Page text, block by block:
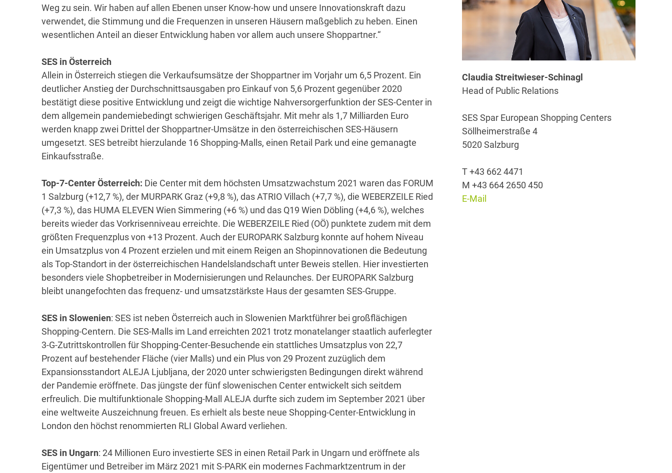
Weg zu sein. Wir haben auf allen Ebenen unser Know-how und unsere Innovationskraft dazu
verwendet, die Stimmung und die Frequenzen in unseren Häusern maßgeblich zu heben. Einen
wesentlichen Anteil an dieser Entwicklung haben vor allem auch unsere Shoppartner.“
SES in Österreich
Allein in Österreich stiegen die Verkaufsumsätze der Shoppartner im Vorjahr um 6,5 Prozent. Ein
deutlicher Anstieg der Durchschnittsausgaben pro Einkauf von 5,6 Prozent gegenüber 2020
bestätigt diese positive Entwicklung und zeigt die wichtige Nahversorgerfunktion der SES-Center in
dem allgemein pandemiebedingt schwierigen Geschäftsjahr. Mit mehr als 1,7 Milliarden Euro
werden knapp zwei Drittel der Shoppartner-Umsätze in den österreichischen SES-Häusern
umgesetzt. SES betreibt hierzulande 16 Shopping-Malls, einen Retail Park und eine gemanagte
Einkaufsstraße.
Top-7-Center Österreich: Die Center mit dem höchsten Umsatzwachstum 2021 waren das FORUM
1 Salzburg (+12,7 %), der MURPARK Graz (+9,8 %), das ATRIO Villach (+7,7 %), die WEBERZEILE Ried
(+7,3 %), das HUMA ELEVEN Wien Simmering (+6 %) und das Q19 Wien Döbling (+4,6 %), welches
bereits wieder das Vorkrisenniveau erreichte. Die WEBERZEILE Ried (OÖ) punktete zudem mit dem
größten Frequenzplus von +13 Prozent. Auch der EUROPARK Salzburg konnte auf hohem Niveau
ein Umsatzplus von 4 Prozent erzielen und mit einem Reigen an Shopinnovationen die Bedeutung
als Top-Standort in der österreichischen Handelslandschaft unter Beweis stellen. Hier investierten
besonders viele Shopbetreiber in Modernisierungen und Relaunches. Der EUROPARK Salzburg
bleibt unangefochten das frequenz- und umsatzstärkste Haus der gesamten SES-Gruppe.
SES in Slowenien: SES ist neben Österreich auch in Slowenien Marktführer bei großflächigen
Shopping-Centern. Die SES-Malls im Land erreichten 2021 trotz monatelanger staatlich auferlegter
3-G-Zutrittskontrollen für Shopping-Center-Besuchende ein stattliches Umsatzplus von 22,7
Prozent auf bestehender Fläche (vier Malls) und ein Plus von 29 Prozent zuzüglich dem
Expansionsstandort ALEJA Ljubljana, der 2020 unter schwierigsten Bedingungen direkt während
der Pandemie eröffnete. Das jüngste der fünf slowenischen Center entwickelt sich seitdem
erfreulich. Die multifunktionale Shopping-Mall ALEJA durfte sich zudem im September 2021 über
eine weltweite Auszeichnung freuen. Es erhielt als beste neue Shopping-Center-Entwicklung in
London den höchst renommierten RLI Global Award verliehen.
SES in Ungarn: 24 Millionen Euro investierte SES in einen Retail Park in Ungarn und eröffnete als
Eigentümer und Betreiber im März 2021 mit S-PARK ein modernes Fachmarktzentrum in der
Claudia Streitwieser-Schinagl
Head of Public Relations
SES Spar European Shopping Centers
Söllheimerstraße 4
5020 Salzburg
T +43 662 4471
M +43 664 2650 450
E-Mail